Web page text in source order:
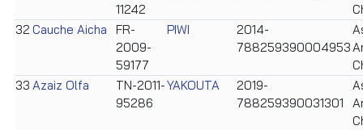
11242
32 Cauche Aicha
FR-
2009-
59177
PIWI
2014-
788259390004953
33 Azaiz Olfa
TN-2011-
95286
YAKOUTA
2019-
788259390031301